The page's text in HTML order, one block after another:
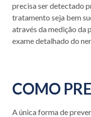
precisa ser detectado
tratamento seja bem
através da medição da
exame detalhado do
COMO
A única forma de